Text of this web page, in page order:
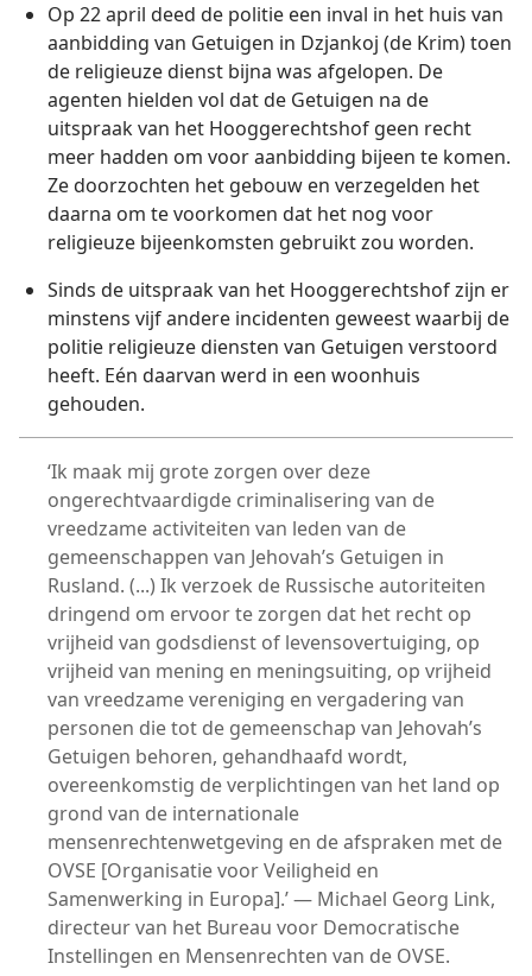
Op 22 april deed de politie een inval in het huis van
aanbidding van Getuigen in Dzjankoj (de Krim) toen
de religieuze dienst bijna was afgelopen. De
agenten hielden vol dat de Getuigen na de
uitspraak van het Hooggerechtshof geen recht
meer hadden om voor aanbidding bijeen te komen.
Ze doorzochten het gebouw en verzegelden het
daarna om te voorkomen dat het nog voor
religieuze bijeenkomsten gebruikt zou worden.
Sinds de uitspraak van het Hooggerechtshof zijn er
minstens vijf andere incidenten geweest waarbij de
politie religieuze diensten van Getuigen verstoord
heeft. Eén daarvan werd in een woonhuis
gehouden.
‘Ik maak mij grote zorgen over deze
ongerechtvaardigde criminalisering van de
vreedzame activiteiten van leden van de
gemeenschappen van Jehovah’s Getuigen in
Rusland. (...) Ik verzoek de Russische autoriteiten
dringend om ervoor te zorgen dat het recht op
vrijheid van godsdienst of levensovertuiging, op
vrijheid van mening en meningsuiting, op vrijheid
van vreedzame vereniging en vergadering van
personen die tot de gemeenschap van Jehovah’s
Getuigen behoren, gehandhaafd wordt,
overeenkomstig de verplichtingen van het land op
grond van de internationale
mensenrechtenwetgeving en de afspraken met de
OVSE [Organisatie voor Veiligheid en
Samenwerking in Europa].’ — Michael Georg Link,
directeur van het Bureau voor Democratische
Instellingen en Mensenrechten van de OVSE.